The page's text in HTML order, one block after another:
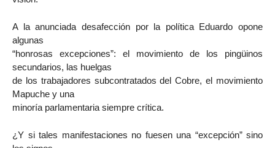
A la anunciada desafección por la política Eduardo opone
algunas
“honrosas excepciones”: el movimiento de los pingüinos
secundarios, las huelgas
de los trabajadores subcontratados del Cobre, el movimiento
Mapuche y una
minoría parlamentaria siempre crítica.
¿Y si tales manifestaciones no fuesen una “excepción” sino